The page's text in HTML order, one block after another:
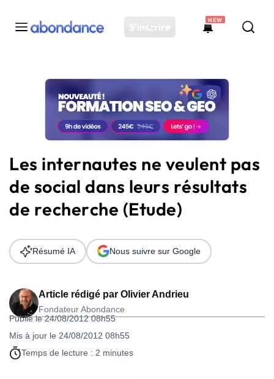
S'inscrire
NEW
Toutes les actus
Actus SEO
Plateforme
Solutions
Ressources
Audit SEO
Les internautes ne veulent pas
de social dans leurs résultats
de recherche (Etude)
Article rédigé par Olivier Andrieu
Fondateur Abondance
Publié le 24/08/2012 08h55
Mis à jour le 24/08/2012 08h55
Temps de lecture : 2 minutes
Résumé IA Nous suivre sur Google